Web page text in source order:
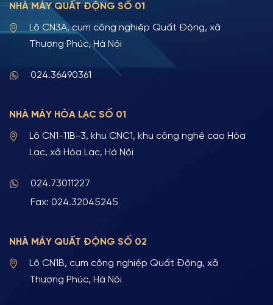
NHÀ MÁY QUẤT ĐỘNG SỐ 01
Lô CN3A, cụm công nghiệp Quất Động, xã
Thượng Phúc, Hà Nội
024.36490361
NHÀ MÁY HÒA LẠC SỐ 01
Lô CN1-11B-3, khu CNC1, khu công nghệ cao Hòa
Lạc, xã Hòa Lạc, Hà Nội
024.73011227
Fax: 024.32045245
NHÀ MÁY QUẤT ĐỘNG SỐ 02
Lô CN1B, cụm công nghiệp Quất Động, xã
Thượng Phúc, Hà Nội